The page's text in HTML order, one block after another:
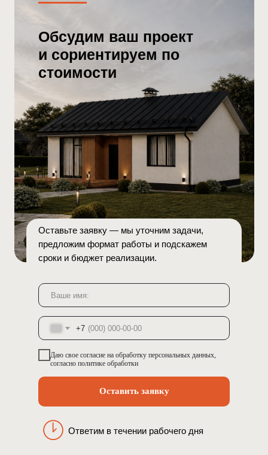
+7
Даю свое согласие на обработку персональных данных,
согласно политике обработки
Оставить заявку
Обсудим ваш проект
и сориентируем по
стоимости
Оставьте заявку — мы уточним задачи,
предложим формат работы и подскажем
сроки и бюджет реализации.
Ответим в течении рабочего дня